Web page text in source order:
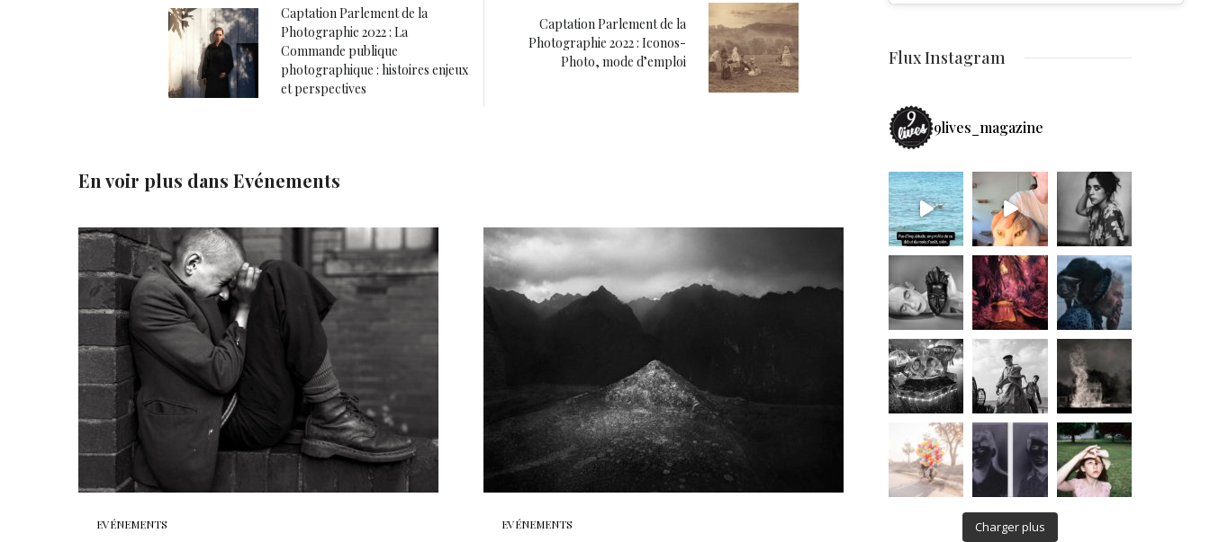
Captation Parlement de la
Photographie 2022 : La
Commande publique
photographique : histoires enjeux
et perspectives
Captation Parlement de la
Photographie 2022 : Iconos-
Photo, mode d’emploi
En voir plus dans Evénements
EVÉNEMENTS EVÉNEMENTS
Flux Instagram
9lives_magazine
Charger plus